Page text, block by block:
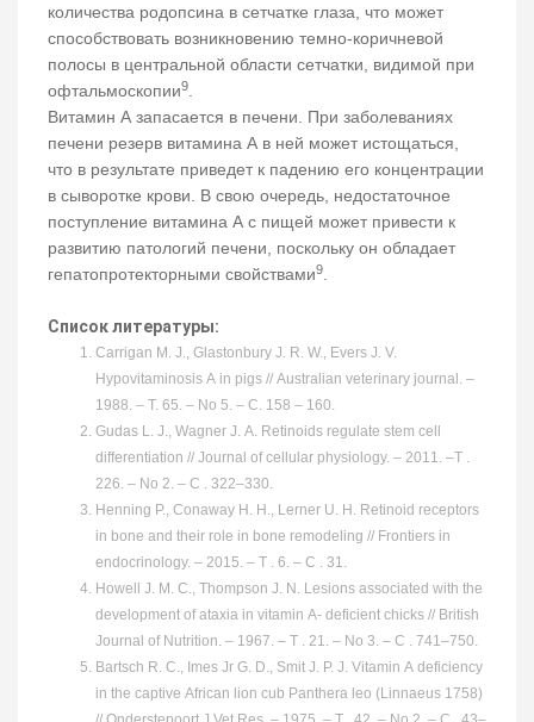
количества родопсина в сетчатке глаза, что может
способствовать возникновению темно-коричневой
полосы в центральной области сетчатки, видимой при
офтальмоскопии9
Витамин А запасается в печени. При заболеваниях
печени резерв витамина А в ней может истощаться,
что в результате приведет к падению его концентрации
в сыворотке крови. В свою очередь, недостаточное
поступление витамина А с пищей может привести к
развитию патологий печени, поскольку он обладает
гепатопротекторными свойствами9
Список литературы:
Carrigan M. J., Glastonbury J. R. W., Evers J. V.
Hypovitaminosis A in pigs // Australian veterinary journal. –
1988. – Т. 65. – No 5. – С. 158 – 160.
Gudas L. J., Wagner J. A. Retinoids regulate stem cell
differentiation // Journal of cellular physiology. – 2011. –Т .
226. – No 2. – С . 322–330.
Henning P., Conaway H. H., Lerner U. H. Retinoid receptors
in bone and their role in bone remodeling // Frontiers in
endocrinology. – 2015. – Т . 6. – С . 31.
Howell J. M. C., Thompson J. N. Lesions associated with the
development of ataxia in vitamin A- deficient chicks // British
Journal of Nutrition. – 1967. – Т . 21. – No 3. – С . 741–750.
Bartsch R. C., Imes Jr G. D., Smit J. P. J. Vitamin A deficiency
in the captive African lion cub Panthera leo (Linnaeus 1758)